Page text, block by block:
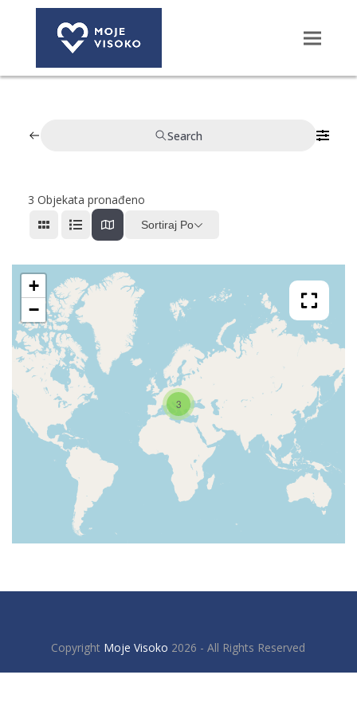
Search
3 Objekata pronađeno
Sortiraj Po
3
+
−
Copyright Moje Visoko 2026 - All Rights Reserved